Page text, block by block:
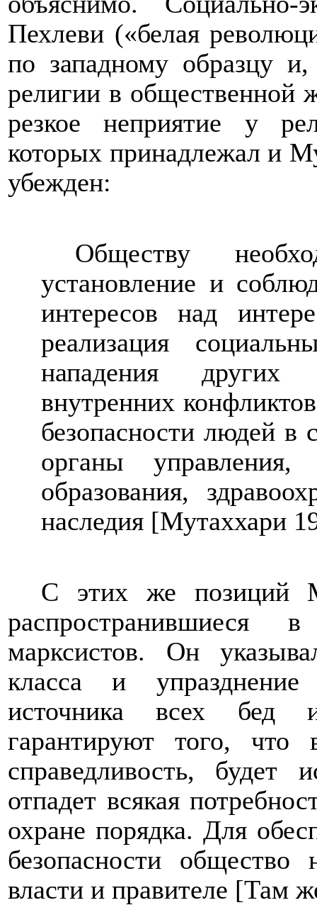
Пехлеви («белая
по западному образцу
религии в общественной
резкое неприятие у
которых принадлежал и
убежден:
Обществу
установление и
интересов над
реализация
нападения других
внутренних
безопасности людей в
органы управления,
образования,
наследия [Мутаххари
С этих же позиций
марксистов. Он
класса и упразднение
источника всех бед
гарантируют того,
справедливость, будет
отпадет всякая
охране порядка. Для
безопасности общество
власти и правителе [Там